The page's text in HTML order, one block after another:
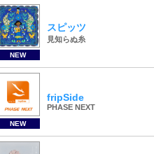
NEW
スピッツ
見知らぬ糸
NEW
fripSide
PHASE NEXT